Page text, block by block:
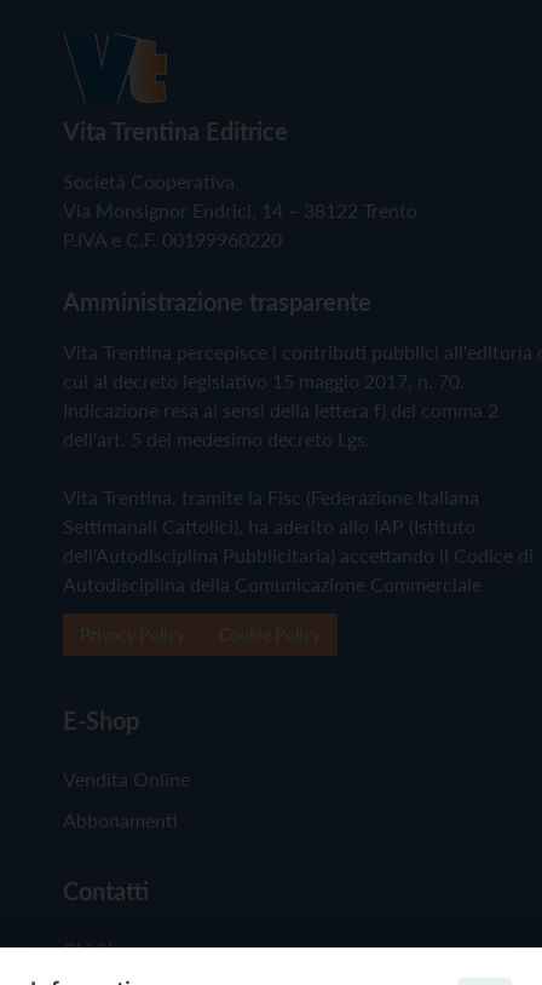
Vita Trentina Editrice
Società Cooperativa
Via Monsignor Endrici, 14 – 38122 Trento
P.IVA e C.F. 00199960220
Amministrazione trasparente
Vita Trentina percepisce i contributi pubblici all'editoria
cui al decreto legislativo 15 maggio 2017, n. 70.
Indicazione resa ai sensi della lettera f) del comma 2
dell'art. 5 del medesimo decreto Lgs.
Vita Trentina, tramite la Fisc (Federazione Italiana
Settimanali Cattolici), ha aderito allo IAP (Istituto
dell'Autodisciplina Pubblicitaria) accettando il Codice di
Autodisciplina della Comunicazione Commerciale
E-Shop
Vendita Online
Abbonamenti
Contatti
Chi Siamo